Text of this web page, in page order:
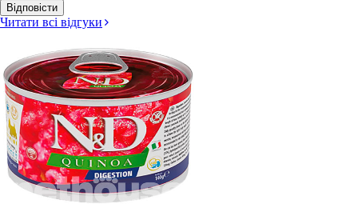
Відповісти
Читати всі відгуки